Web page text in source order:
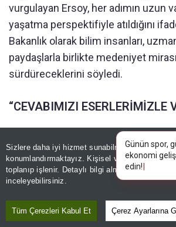
Sizlere daha iyi hizmet sunabilmek adına
konumlandırmaktayız. Kişisel verileriniz,
toplanıp işlenir. Detaylı bilgi almak için
inceleyebilirsiniz.
Tüm Çerezleri Kabul Et Çerez Ayarlarına
vurgulayan Ersoy, her adımın uzun
yaşatma perspektifiyle atıldığını
Bakanlık olarak bilim insanları,
paydaşlarla birlikte medeniyet
sürdüreceklerini söyledi.
“CEVABIMIZI ESERLERİMİZLE
Sürece yönelik eleştiriler ve
olduklarını belirten Ersoy, daha önce
çatısına ilişkin ortaya atılan iddiaları
söylemlere en güçlü cevabın
konan eserlerle verildiğini ifade etti.
Cumhuriyet tarihinin en kapsamlı
Günün spor,
ekonomi